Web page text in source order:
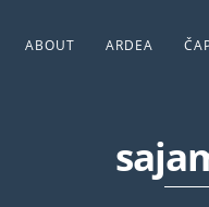
ABOUT ARDEA